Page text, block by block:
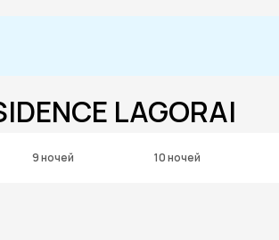
LAGORAI
9 ночей 10 ночей